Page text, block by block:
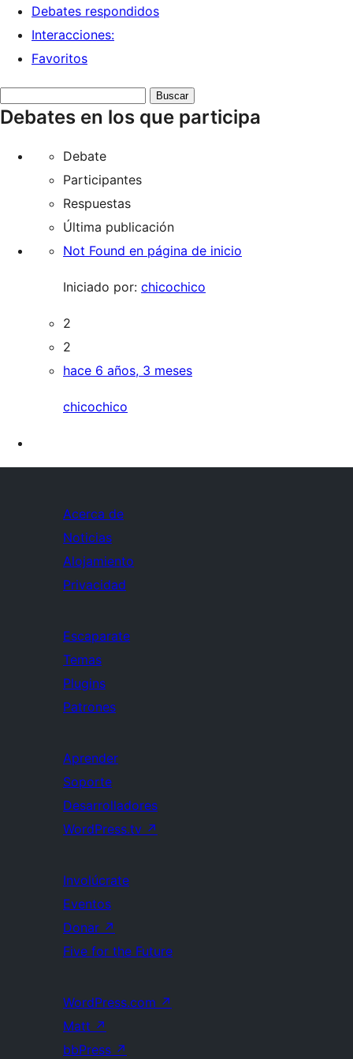
Debates respondidos
Interacciones:
Favoritos
debates:
Debates en los que participa
Debate
Participantes
Respuestas
Última publicación
Not Found en página de inicio
Iniciado por: chicochico
2
2
hace 6 años, 3 meses
chicochico
Acerca de
Noticias
Alojamiento
Privacidad
Escaparate
Temas
Plugins
Patrones
Aprender
Soporte
Desarrolladores
WordPress.tv ↗
Involúcrate
Eventos
Donar ↗
Five for the Future
WordPress.com ↗
Matt ↗
bbPress ↗